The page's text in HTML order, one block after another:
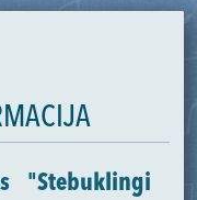
"Stebuklingi